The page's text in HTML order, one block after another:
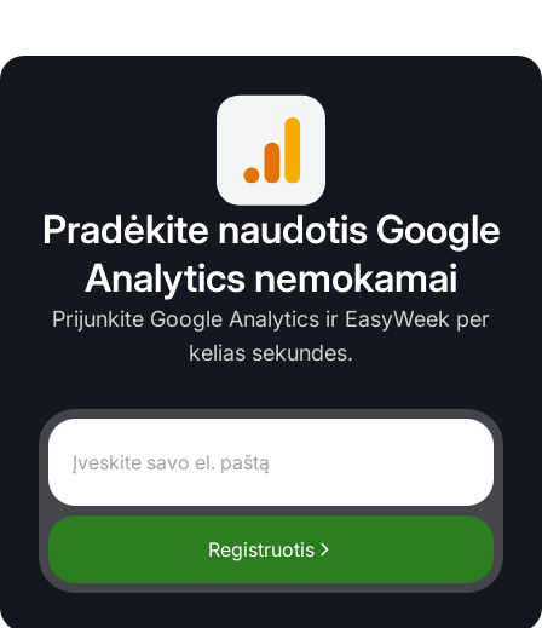
Pradėkite naudotis Google
Analytics nemokamai
Prijunkite Google Analytics ir EasyWeek per
kelias sekundes.
Registruotis